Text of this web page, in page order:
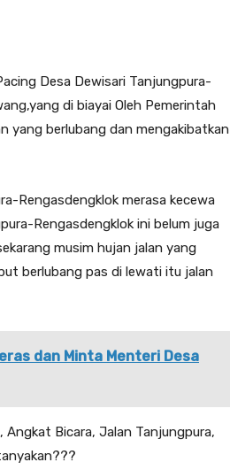
Desa Dewisari Tanjungpura-
di biayai Oleh Pemerintah
yang berlubang dan mengakibatkan
Rengasdengklok merasa kecewa
Rengasdengklok ini belum juga
musim hujan jalan yang
berlubang pas di lewati itu jalan
dan Minta Menteri Desa